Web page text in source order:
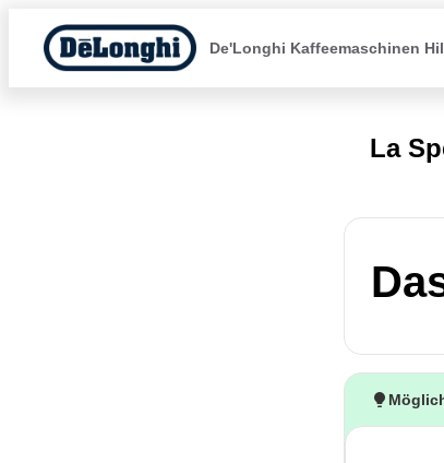
De'Longhi Kaffeemaschinen
La